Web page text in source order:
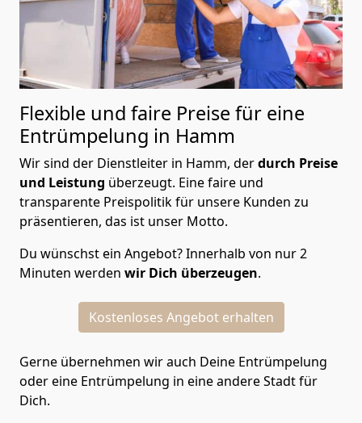
Flexible und faire Preise für eine
Entrümpelung in Hamm
Wir sind der Dienstleiter in Hamm, derdurch Preise
und Leistung überzeugt. Eine faire und
transparente Preispolitik für unsere Kunden zu
präsentieren, das ist unser Motto.
Du wünschst ein Angebot? Innerhalb von nur 2
Minuten werden wir Dich überzeugen.
Kostenloses Angebot erhalten
Gerne übernehmen wir auch Deine Entrümpelung
oder eine Entrümpelung in eine andere Stadt für
Dich.